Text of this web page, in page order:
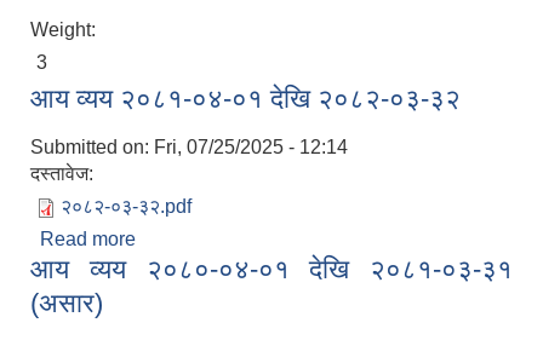
Weight:
3
आय व्यय २०८१-०४-०१ देखि २०८२-०३-३२
Submitted on: Fri, 07/25/2025 - 12:14
दस्तावेज:
२०८२-०३-३२.pdf
Read more
आय व्यय २०८०-०४-०१ देखि २०८१-०३-३१
(असार)